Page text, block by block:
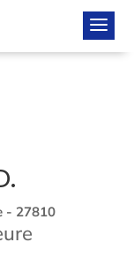
- 27810